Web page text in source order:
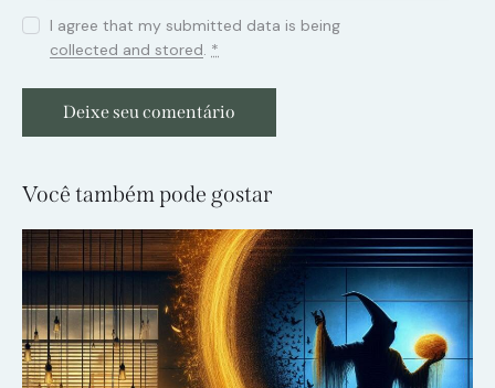
I agree that my submitted data is being
collected and stored. *
Você também pode gostar